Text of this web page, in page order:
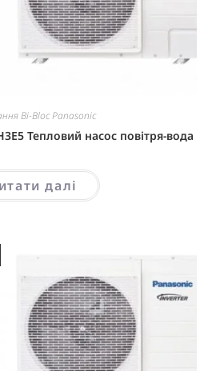
Bi-Bloc Panasonic
Тепловий насос повітря-вода
далі